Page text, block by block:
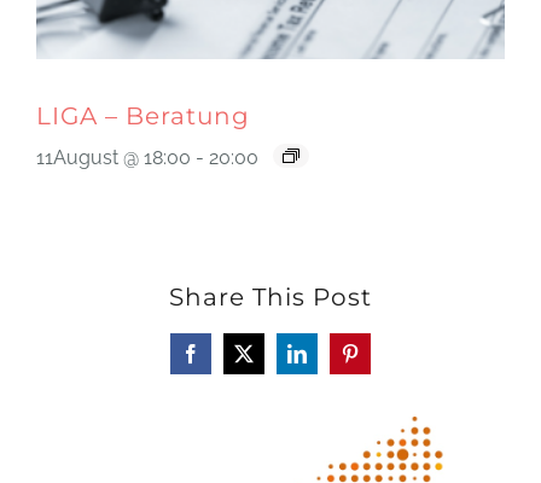
LIGA – Beratung
11August @ 18:00 - 20:00
Share This Post
Facebook
X LinkedInPinterest